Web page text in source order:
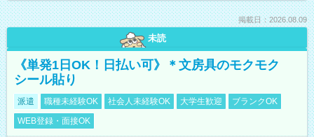
掲載日：2026.08.09
未読
《単発1日OK！日払い可》＊文房具のモクモク
シール貼り
派遣 職種未経験OK 社会人未経験OK 大学生歓迎
ブランクOK
WEB登録・面接OK